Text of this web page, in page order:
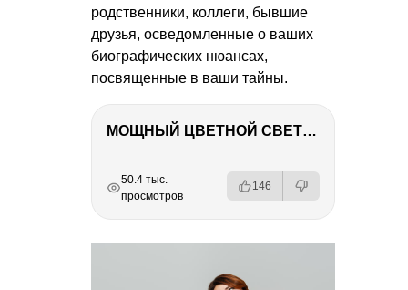
родственники, коллеги, бывшие
друзья, осведомленные о ваших
биографических нюансах,
посвященные в ваши тайны.
МОЩНЫЙ ЦВЕТНОЙ СВЕТ – NANLITE FC-500C
РЕКЛАМА
РЕКЛАМА
РЕКЛАМА
РЕКЛАМА
50.4 тыс.
просмотров
146